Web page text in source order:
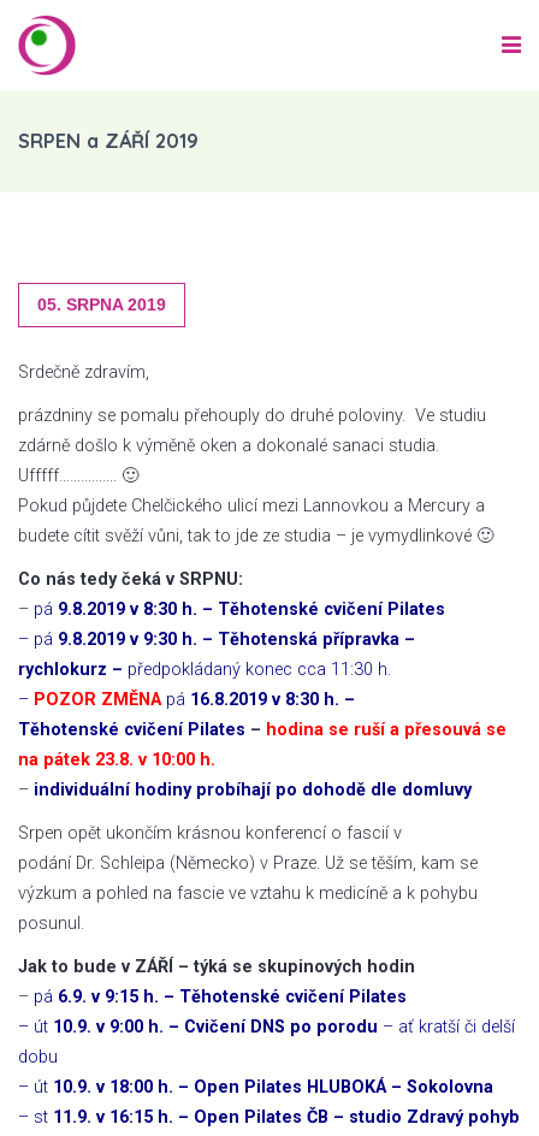
SRPEN a ZÁŘÍ 2019
05. SRPNA 2019
Srdečně zdravím,
prázdniny se pomalu přehouply do druhé poloviny. Ve studiu
zdárně došlo k výměně oken a dokonalé sanaci studia.
Ufffff……………. 🙂
Pokud půjdete Chelčického ulicí mezi Lannovkou a Mercury a
budete cítit svěží vůni, tak to jde ze studia – je vymydlinkové 🙂
Co nás tedy čeká v SRPNU:
– pá 9.8.2019 v 8:30 h. – Těhotenské cvičení Pilates
– pá 9.8.2019 v 9:30 h. – Těhotenská přípravka –
rychlokurz – předpokládaný konec cca 11:30 h.
– POZOR ZMĚNA pá 16.8.2019 v 8:30 h. –
Těhotenské cvičení Pilates – hodina se ruší a přesouvá se
na pátek 23.8. v 10:00 h.
– individuální hodiny probíhají po dohodě dle domluvy
Srpen opět ukončím krásnou konferencí o fascií v
podání Dr. Schleipa (Německo) v Praze. Už se těším, kam se
výzkum a pohled na fascie ve vztahu k medicíně a k pohybu
posunul.
Jak to bude v ZÁŘÍ – týká se skupinových hodin
– pá 6.9. v 9:15 h. – Těhotenské cvičení Pilates
– út 10.9. v 9:00 h. – Cvičení DNS po porodu – ať kratší či delší
dobu
– út 10.9. v 18:00 h. – Open Pilates HLUBOKÁ – Sokolovna
– st 11.9. v 16:15 h. – Open Pilates ČB – studio Zdravý pohyb